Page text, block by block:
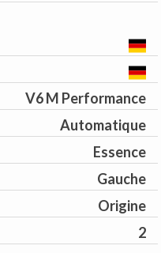
V6 M Performance
Automatique
Essence
Gauche
Origine
2